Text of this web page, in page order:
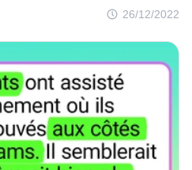
26/12/2022
sont même devenus amis
Avant de devenir des
quelques-uns des interprètes
donner la réplique sur grand